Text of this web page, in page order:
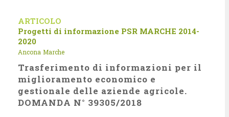
ARTICOLO
Progetti di informazione PSR MARCHE 2014-
2020
Ancona Marche
Trasferimento di informazioni per il
miglioramento economico e
gestionale delle aziende agricole.
DOMANDA N° 39305/2018